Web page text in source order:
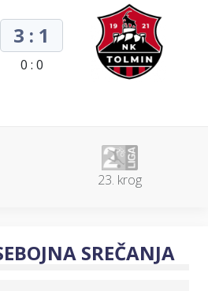
3 : 1
0 : 0
23. krog
SREČANJA